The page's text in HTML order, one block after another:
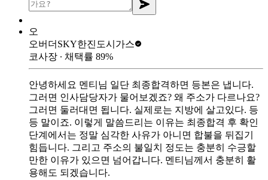
오
오버더SKY한진도시가스
코사장 ∙ 채택률 89%
안녕하세요 멘티님 일단 최종합격하면 등본은 냅니다.
그러면 인사담당자가 물어보겠죠? 왜 주소가 다르나요?
그러면 둘러대면 됩니다. 실제로는 지방에 살고있다. 등
등 말이죠. 이렇게 말씀드리는 이유는 최종합격 후 확인
단계에서는 정말 심각한 사유가 아니면 합불을 뒤집기
힘듭니다. 그리고 주소의 불일치 정도는 충분히 수긍할
만한 이유가 있으면 넘어갑니다. 멘티님께서 충분히 활
용해도 되겠습니다.